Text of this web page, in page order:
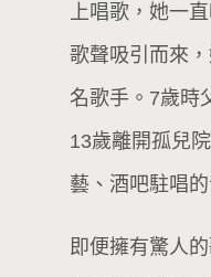
上唱歌，她一
歌聲吸引而來
名歌手。7歲時
13歲離開孤兒
藝、酒吧駐唱
即便擁有驚人